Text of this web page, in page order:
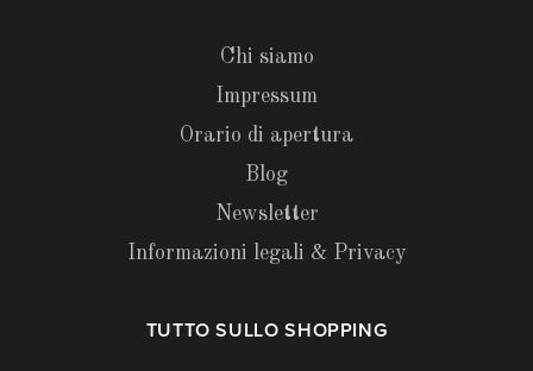
Chi siamo
Impressum
Orario di apertura
Blog
Newsletter
Informazioni legali & Privacy
TUTTO SULLO SHOPPING